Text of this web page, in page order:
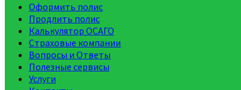
Оформить полис
Продлить полис
Калькулятор ОСАГО
Страховые компании
Вопросы и Ответы
Полезные сервисы
Услуги